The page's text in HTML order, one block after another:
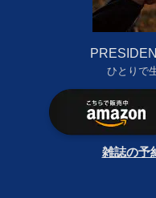
ひとりで
雑誌の予